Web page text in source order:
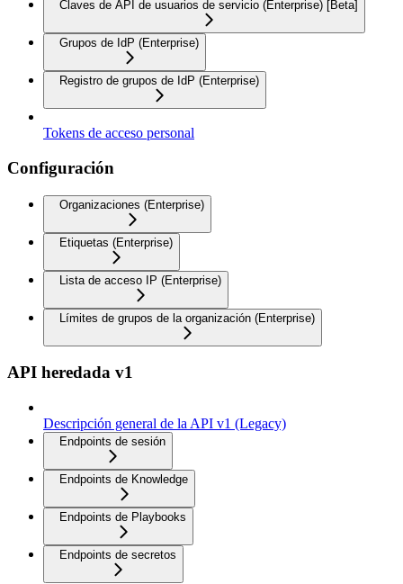
Claves de API de usuarios de servicio (Enterprise) [Beta]
Grupos de IdP (Enterprise)
Registro de grupos de IdP (Enterprise)
Tokens de acceso personal
Configuración
Organizaciones (Enterprise)
Etiquetas (Enterprise)
Lista de acceso IP (Enterprise)
Límites de grupos de la organización (Enterprise)
API heredada v1
Descripción general de la API v1 (Legacy)
Endpoints de sesión
Endpoints de Knowledge
Endpoints de Playbooks
Endpoints de secretos